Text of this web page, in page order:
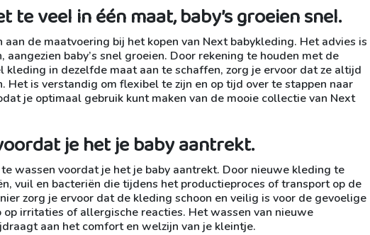
te veel in één maat, baby’s groeien snel.
de maatvoering bij het kopen van Next babykleding. Het advies is
baby’s snel groeien. Door rekening te houden met de
in dezelfde maat aan te schaffen, zorg je ervoor dat ze altijd
Het is verstandig om flexibel te zijn en op tijd over te stappen naar
je optimaal gebruik kunt maken van de mooie collectie van Next
je het je baby aantrekt.
wassen voordat je het je baby aantrekt. Door nieuwe kleding te
vuil en bacteriën die tijdens het productieproces of transport op de
zorg je ervoor dat de kleding schoon en veilig is voor de gevoelige
op irritaties of allergische reacties. Het wassen van nieuwe
aan het comfort en welzijn van je kleintje.